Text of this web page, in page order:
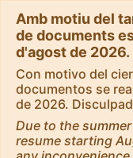
Amb motiu del
de documents
d'agost de
Con motivo del
documentos se
de 2026.
Due to the
resume starting